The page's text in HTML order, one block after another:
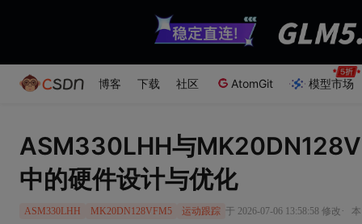
博客 下载 社区 AtomGit 模型市场
ASM330LHH与
中的硬件设计与优化
ASM330LHH MK20DN128VFM5 运动跟踪 于 2026-07-06 13:58:58 修改 ·